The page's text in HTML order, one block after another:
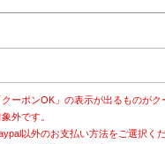
ーポンOK」の表示が出るものが
外です。
以外のお支払い方法をご選択くだ